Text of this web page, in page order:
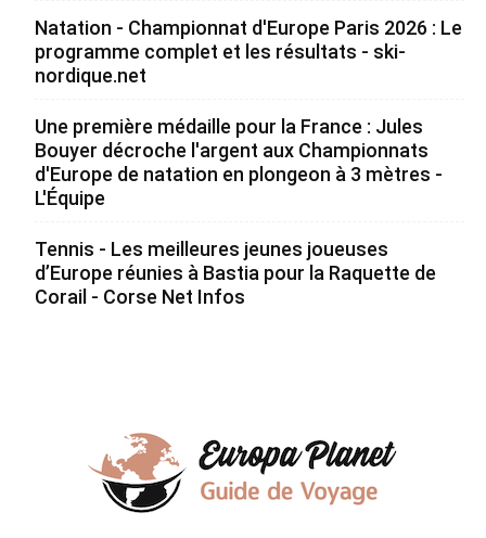
Natation - Championnat d'Europe Paris 2026 : Le
programme complet et les résultats - ski-
nordique.net
Une première médaille pour la France : Jules
Bouyer décroche l'argent aux Championnats
d'Europe de natation en plongeon à 3 mètres -
L'Équipe
Tennis - Les meilleures jeunes joueuses
d’Europe réunies à Bastia pour la Raquette de
Corail - Corse Net Infos